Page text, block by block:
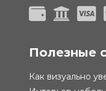
Полезные
Как визуально